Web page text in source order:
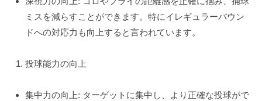
ミスを減らすことができます。特にイレギュラーバウン
ドへの対応力も向上すると言われています。
投球能力の向上
集中力の向上: ターゲットに集中し、より正確な投球がで